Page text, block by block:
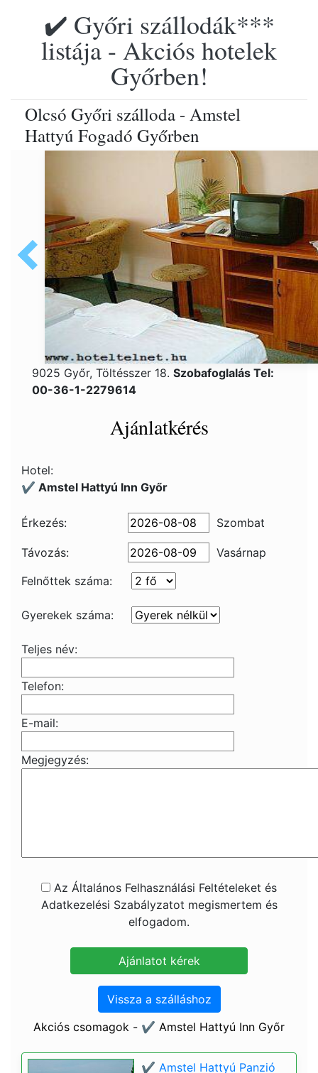
✔️ Győri szállodák***
listája - Akciós hotelek
Győrben!
Olcsó Győri szálloda - Amstel
Hattyú Fogadó Győrben
9025 Győr, Töltésszer 18. Szobafoglalás Tel:
00-36-1-2279614
Ajánlatkérés
Hotel:
✔️ Amstel Hattyú Inn Győr
Érkezés: Szombat
Távozás:
Vasárnap
Felnőttek száma:
Gyerekek száma:
Teljes név:
Telefon:
E-mail:
Megjegyzés:
Az Általános Felhasználási Feltételeket és
Adatkezelési Szabályzatot megismertem és
elfogadom.
Vissza a szálláshoz
Akciós csomagok - ✔️ Amstel Hattyú Inn Győr
✔️ Amstel Hattyú Panzió